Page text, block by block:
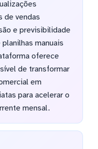
de vendas
e previsibilidade
manuais
oferece
de transformar
em
para acelerar o
mensal.